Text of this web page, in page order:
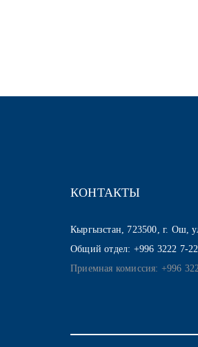
КОНТАКТЫ
Кыргызстан, 723500, г. Ош,
Общий отдел: +996 3222 7-
Приемная комиссия: +996